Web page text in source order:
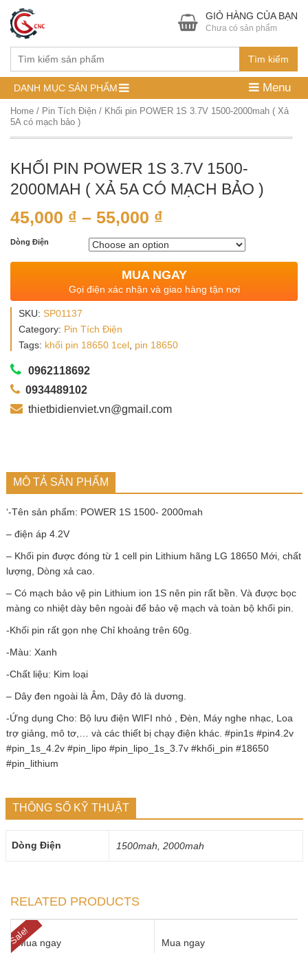
Tìm kiếm
GIỎ HÀNG CỦA BẠN
Chưa có sản phẩm
DANH MỤC SẢN PHẨM Menu
Home / Pin Tích Điện / Khối pin POWER 1S 3.7V 1500-2000mah ( Xả
5A có mạch bảo )
KHỐI PIN POWER 1S 3.7V 1500-
2000MAH ( XẢ 5A CÓ MẠCH BẢO )
45,000 ₫ – 55,000 ₫
Dòng Điện
MUA NGAY
Gọi điện xác nhận và giao hàng tận nơi
SKU: SP01137
Category: Pin Tích Điện
Tags: khối pin 18650 1cel pin 18650
0962118692
0934489102
thietbidienviet.vn@gmail.com
MÔ TẢ SẢN PHẨM
‘-Tên sản phẩm: POWER 1S 1500- 2000mah
– điện áp 4.2V
– Khối pin được đóng từ 1 cell pin Lithium hãng LG 18650 Mới, chất
lượng, Dòng xả cao.
– Có mạch bảo vệ pin Lithium ion 1S nên pin rất bền. Và được bọc
màng co nhiệt dày bên ngoài để bảo vệ mạch và toàn bộ khối pin.
-Khối pin rất gọn nhẹ Chỉ khoảng trên 60g.
-Màu: Xanh
-Chất liệu: Kim loại
– Dây đen ngoài là Âm, Dây đỏ là dương.
-Ứng dụng Cho: Bộ lưu điện WIFI nhỏ , Đèn, Máy nghe nhạc, Loa
trợ giảng, mô tơ,… và các thiết bị chạy điện khác. #pin1s #pin4.2v
#pin_1s_4.2v #pin_lipo #pin_lipo_1s_3.7v #khối_pin #18650
#pin_lithium
THÔNG SỐ KỸ THUẬT
Dòng Điện 1500mah, 2000mah
RELATED PRODUCTS
Sale!
Mua ngay
Mua ngay